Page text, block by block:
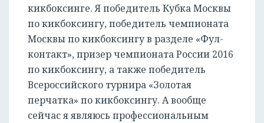
кикбоксинге. Я победитель Кубка Москвы
по кикбоксингу, победитель чемпионата
Москвы по кикбоксингу в разделе «Фул-
контакт», призер чемпионата России 2016
по кикбоксингу, а также победитель
Всероссийского турнира «Золотая
перчатка» по кикбоксингу. А вообще
сейчас я являюсь профессиональным